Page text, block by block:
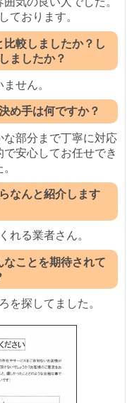
ております。
較しましたか？し
ましたか？
せん。
め手は何ですか？
部分まで丁寧に対応
安心してお任せでき
なんと紹介します
れる業者さん。
ことを期待されて
を探してました。